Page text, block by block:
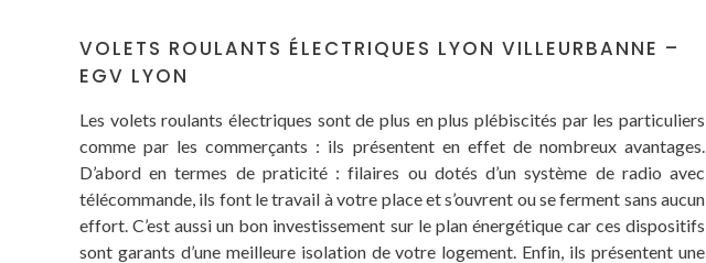
VOLETS ROULANTS ÉLECTRIQUES LYON VILLEURBANNE –
EGV LYON
Les volets roulants électriques sont de plus en plus plébiscités par les particuliers
comme par les commerçants : ils présentent en effet de nombreux avantages.
D’abord en termes de praticité : filaires ou dotés d’un système de radio avec
télécommande, ils font le travail à votre place et s’ouvrent ou se ferment sans aucun
effort. C’est aussi un bon investissement sur le plan énergétique car ces dispositifs
sont garants d’une meilleure isolation de votre logement. Enfin, ils présentent une